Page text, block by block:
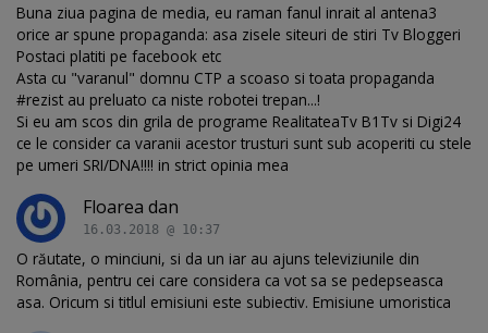
Buna ziua pagina de media, eu raman fanul inrait al antena3
orice ar spune propaganda: asa zisele siteuri de stiri Tv Bloggeri
Postaci platiti pe facebook etc
Asta cu "varanul" domnu CTP a scoaso si toata propaganda
#rezist au preluato ca niste robotei trepan...!
Si eu am scos din grila de programe RealitateaTv B1Tv si Digi24
ce le consider ca varanii acestor trusturi sunt sub acoperiti cu stele
pe umeri SRI/DNA!!!! in strict opinia mea
Floarea dan
16.03.2018 @ 10:37
O răutate, o minciuni, si da un iar au ajuns televiziunile din
România, pentru cei care considera ca vot sa se pedepseasca
asa. Oricum si titlul emisiuni este subiectiv. Emisiune umoristica